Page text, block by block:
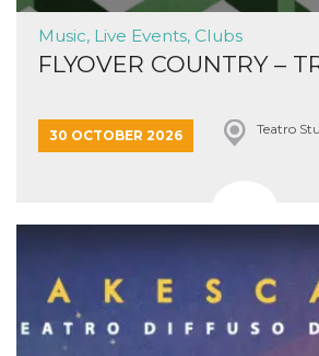
Music, Live Events, Clubs
FLYOVER COUNTRY –
30 OCTOBER 2026 Teatro